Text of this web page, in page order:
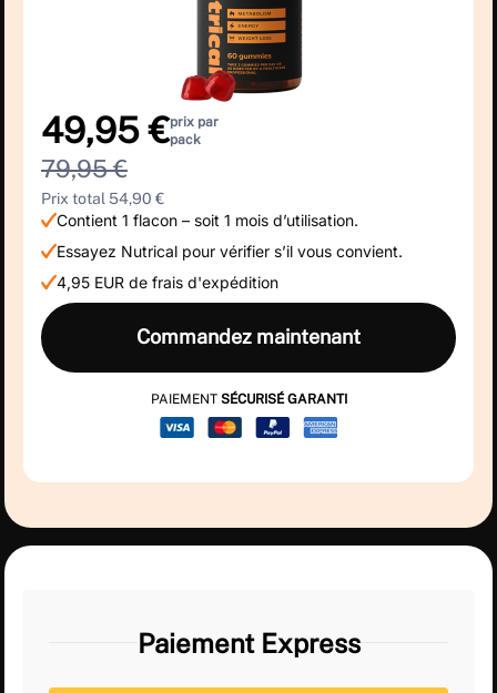
49,95 €prix par
pack
79,95 €
Prix total 54,90 €
Contient 1 flacon – soit 1 mois d’utilisation.
Essayez Nutrical pour vérifier s’il vous convient.
4,95 EUR de frais d'expédition
Commandez maintenant
PAIEMENT SÉCURISÉ GARANTI
Paiement Express